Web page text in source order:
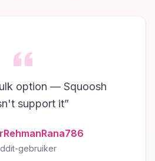
option — Squoosh
support it”
gebruiker